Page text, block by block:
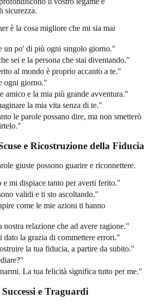
sicurezza.
è la cosa migliore che mi sia mai
un po' di più ogni singolo giorno."
sei e la persona che stai diventando."
al mondo è proprio accanto a te."
ogni giorno."
amico e la mia più grande avventura."
la mia vita senza di te."
le parole possano dire, ma non smetterò
e Ricostruzione della Fiducia
giuste possono guarire e riconnettere.
e mi dispiace tanto per averti ferito."
validi e ti sto ascoltando."
come le mie azioni ti hanno
relazione che ad avere ragione."
dato la grazia di commettere errori."
la tua fiducia, a partire da subito."
La tua felicità significa tutto per me."
e Traguardi